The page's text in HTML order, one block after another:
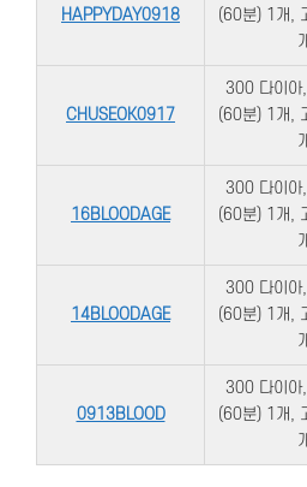
HAPPYDAY0918
(60분) 1개,
CHUSEOK0917
300 다이아
(60분) 1개,
16BLOODAGE
300 다이아
(60분) 1개,
14BLOODAGE
300 다이아
(60분) 1개,
0913BLOOD
300 다이아
(60분) 1개,